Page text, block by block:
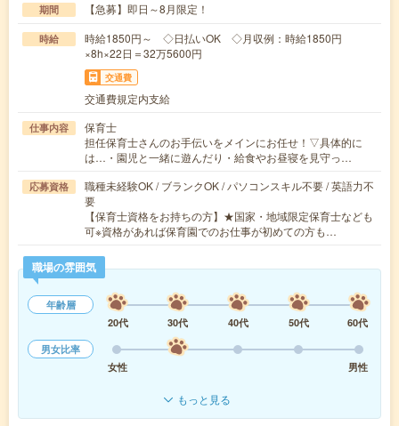
期間 【急募】即日～8月限定！
時給
時給1850円～ ◇日払いOK ◇月収例：時給1850円
×8h×22日＝32万5600円
交通費
交通費規定内支給
仕事内容
保育士
担任保育士さんのお手伝いをメインにお任せ！▽具体的に
は…・園児と一緒に遊んだり・給食やお昼寝を見守っ…
応募資格
職種未経験OK / ブランクOK / パソコンスキル不要 / 英語力不
要
【保育士資格をお持ちの方】★国家・地域限定保育士なども
可※資格があれば保育園でのお仕事が初めての方も…
職場の雰囲気
年齢層
20代
30代 40代 50代
60代
男女比率
女性
男性
もっと見る